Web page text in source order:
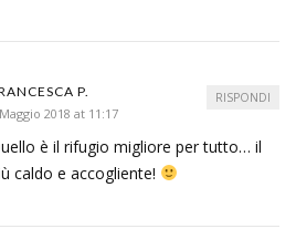
P.
2018 at 11:17
è il rifugio migliore per tutto… il
caldo e accogliente!
RISPONDI